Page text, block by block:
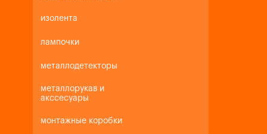
изолента
лампочки
металлодетекторы
металлорукав и
акссесуары
монтажные коробки